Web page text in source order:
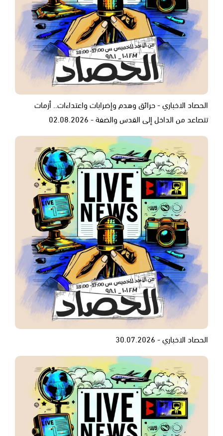
الحصاد الاخباري - حرائق وهدم وإضرابات واعتداءات.. أزمات
تتصاعد من الداخل إلى القدس والضفة - 02.08.2026
الحصاد الاخباري - 30.07.2026